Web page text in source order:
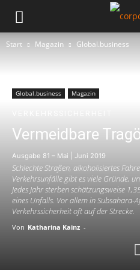
Start Magazin Global.business
Global.business Magazin
Vermeidbare
Ausgabe 81 – Mai | Juni 2019
Schlechte Straßen, alkoholisiertes
Verkehrsunfälle gibt es viele Gründe,
Jedes Jahr sterben schätzungsweise
eines Unfalls. Vor allem in Subsahara-
Verkehrssicherheit oft auf der Strecke.
Von Katharina Kainz -